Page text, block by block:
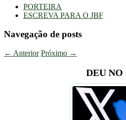
PORTEIRA
ESCREVA PARA O JBF
Navegação de posts
← Anterior Próximo →
DEU NO